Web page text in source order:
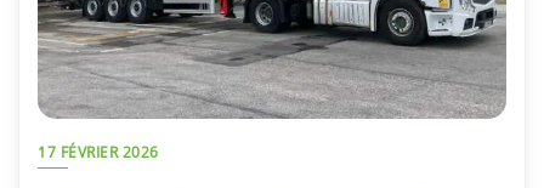
17 FÉVRIER 2026